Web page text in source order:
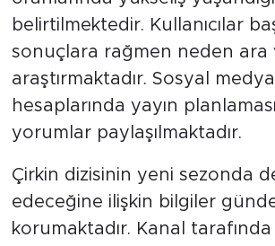
belirtilmektedir. Kullanıcılar
sonuçlara rağmen neden ara
araştırmaktadır. Sosyal medya
hesaplarında yayın
yorumlar paylaşılmaktadır.
Çirkin dizisinin yeni sezonda
edeceğine ilişkin bilgiler
korumaktadır. Kanal